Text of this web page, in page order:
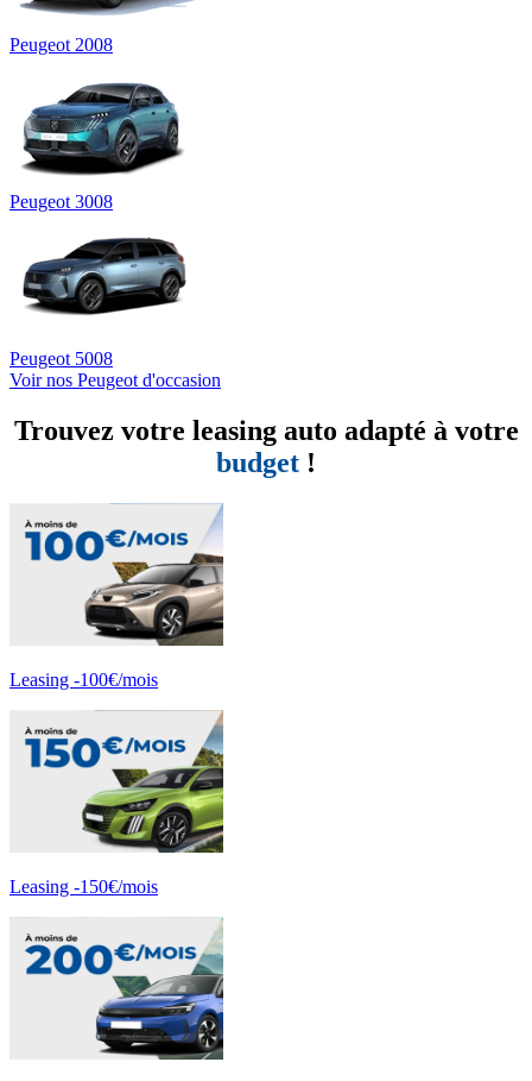
Peugeot 2008
Peugeot 3008
Peugeot 5008
Voir nos Peugeot d'occasion
Trouvez votre leasing auto adapté à votre
budget !
Leasing -100€/mois
Leasing -150€/mois